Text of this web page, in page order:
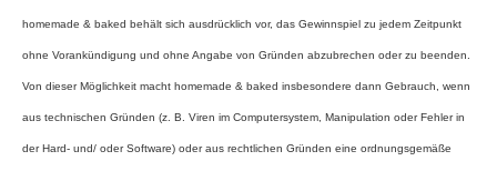
homemade & baked behält sich ausdrücklich vor, das Gewinnspiel zu jedem Zeitpunkt
ohne Vorankündigung und ohne Angabe von Gründen abzubrechen oder zu beenden.
Von dieser Möglichkeit macht homemade & baked insbesondere dann Gebrauch, wenn
aus technischen Gründen (z. B. Viren im Computersystem, Manipulation oder Fehler in
der Hard- und/ oder Software) oder aus rechtlichen Gründen eine ordnungsgemäße